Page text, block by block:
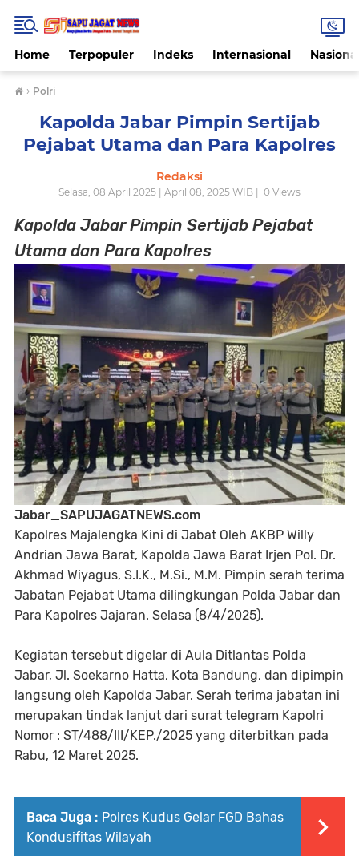
Home Terpopuler Indeks Internasional
› Polri
Kapolda Jabar Pimpin Sertijab
Pejabat Utama dan Para Kapolres
Redaksi
Selasa, 08 April 2025 | April 08, 2025 WIB | 0 Views
Kapolda Jabar Pimpin Sertijab Pejabat
Utama dan Para Kapolres
Jabar_SAPUJAGATNEWS.com
Kapolres Majalengka Kini di Jabat Oleh AKBP Willy
Andrian Jawa Barat, Kapolda Jawa Barat Irjen Pol. Dr.
Akhmad Wiyagus, S.I.K., M.Si., M.M. Pimpin serah terima
Jabatan Pejabat Utama dilingkungan Polda Jabar dan
Para Kapolres Jajaran. Selasa (8/4/2025).
Kegiatan tersebut digelar di Aula Ditlantas Polda
Jabar, Jl. Soekarno Hatta, Kota Bandung, dan dipimpin
langsung oleh Kapolda Jabar. Serah terima jabatan ini
merupakan tindak lanjut dari surat telegram Kapolri
Nomor : ST/488/III/KEP./2025 yang diterbitkan pada
Rabu, 12 Maret 2025.
Baca Juga : Polres Kudus Gelar FGD Bahas
Kondusifitas Wilayah